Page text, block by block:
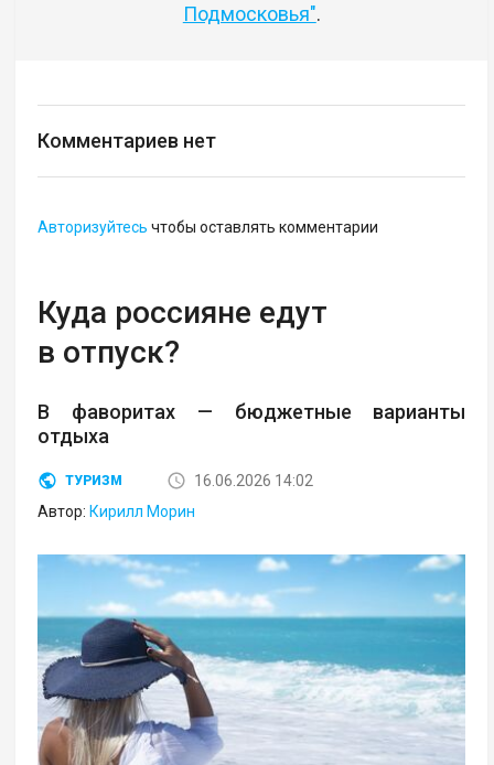
Подмосковья".
Комментариев нет
Авторизуйтесь чтобы оставлять комментарии
Куда россияне едут
в отпуск?
В фаворитах — бюджетные варианты
отдыха
ТУРИЗМ
16.06.2026 14:02
Автор: Кирилл Морин